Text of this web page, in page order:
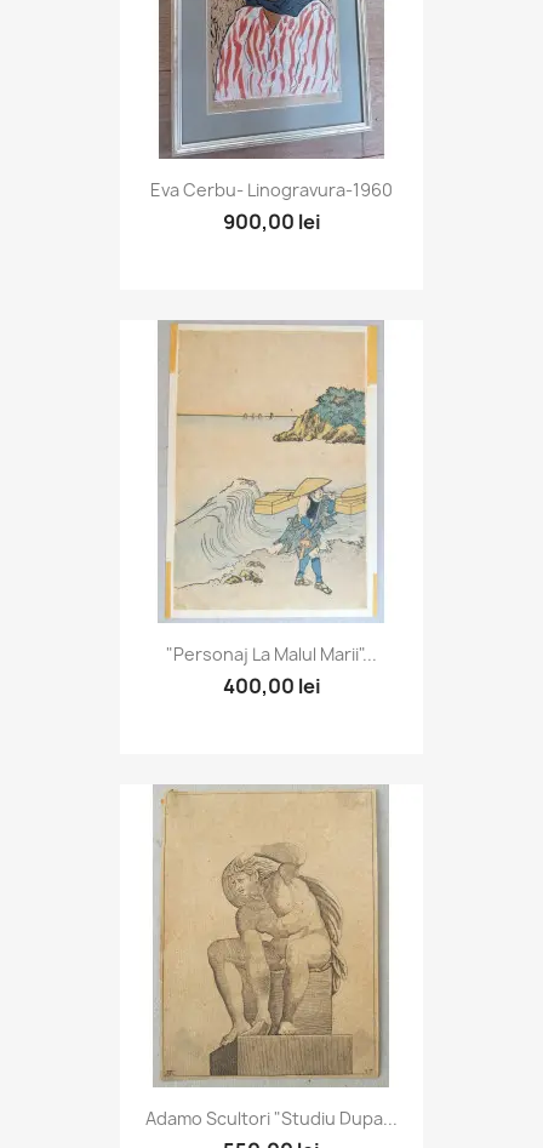
Eva Cerbu- Linogravura-1960
900,00 lei
"Personaj La Malul Marii"...
400,00 lei
Adamo Scultori "Studiu Dupa...